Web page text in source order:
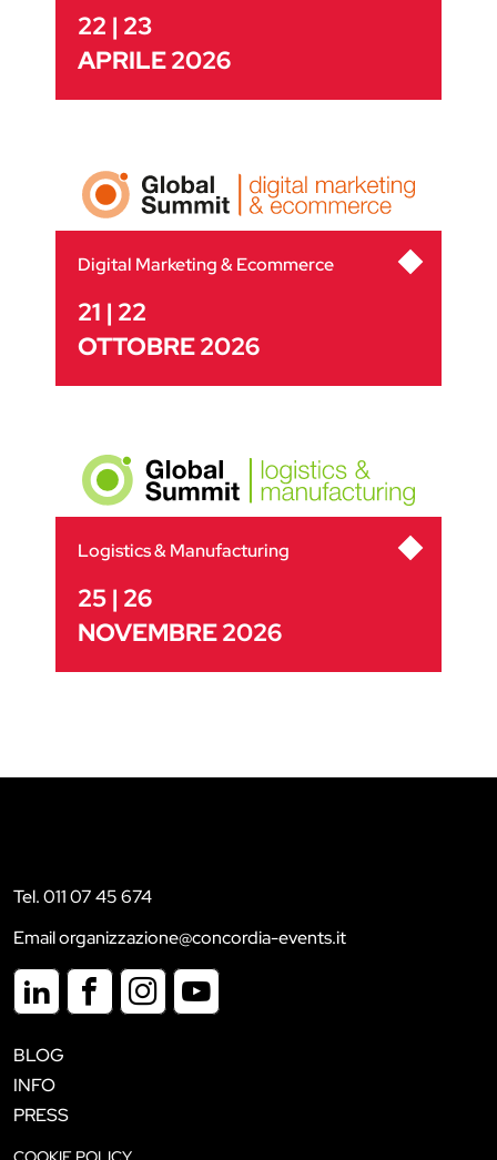
22 | 23
APRILE 2026
Digital Marketing & Ecommerce
21 | 22
OTTOBRE 2026
Logistics & Manufacturing
25 | 26
NOVEMBRE 2026
Tel. 011 07 45 674
Email organizzazione@concordia-events.it
BLOG
INFO
PRESS